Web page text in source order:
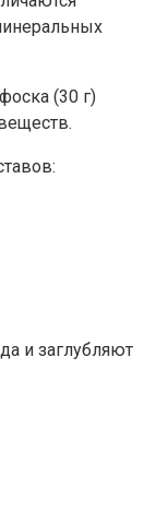
(30 г)
и заглубляют